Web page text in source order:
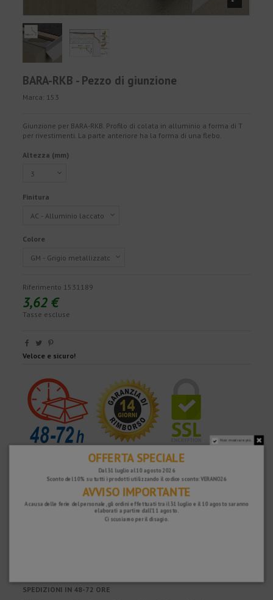
BARA-RKB - Pezzo di giunzione
Marca: 153
Giunzione per BARA-RKB. Profilo di colata in alluminio a forma di T
per rivestimenti. La parte anteriore ha la forma di una flebo.
Altezza (mm)
Finitura
Colore
Riferimento 1531189
3,62 €
Tasse escluse
Veloce e sicuro!
SPEDIZIONI IN 48-72 ORE
Non mostrare più.
OFFERTA SPECIALE
Dal 31 luglio al 10 agosto 2026
Sconto del 10% su tutti i prodotti utilizzando il codice sconto: VERANO26
AVVISO IMPORTANTE
A causa delle ferie del personale, gli ordini effettuati tra il 31 luglio e il 10 agosto saranno
elaborati a partire dall'11 agosto.
Ci scusiamo per il disagio.